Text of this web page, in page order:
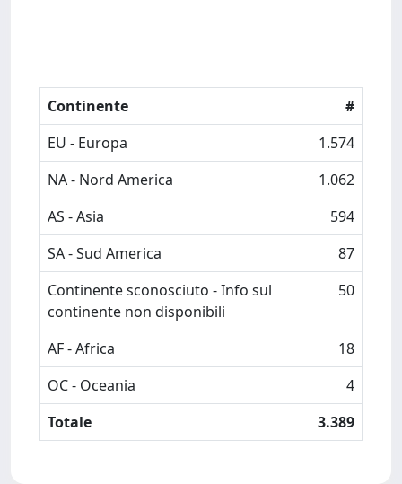
Continente
#
EU - Europa
1.574
NA - Nord America
1.062
AS - Asia
594
SA - Sud America
87
Continente sconosciuto - Info sul
continente non disponibili
50
AF - Africa
18
OC - Oceania
4
Totale
3.389